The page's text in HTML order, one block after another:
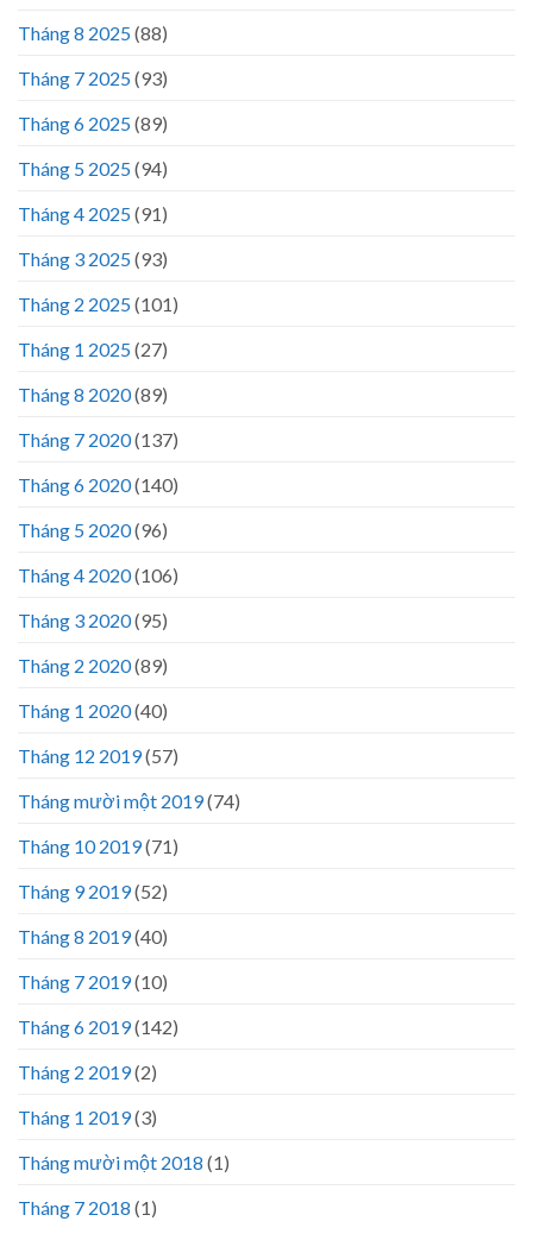
Tháng 8 2025(88)
Tháng 7 2025(93)
Tháng 6 2025(89)
Tháng 5 2025(94)
Tháng 4 2025(91)
Tháng 3 2025(93)
Tháng 2 2025(101)
Tháng 1 2025(27)
Tháng 8 2020(89)
Tháng 7 2020(137)
Tháng 6 2020(140)
Tháng 5 2020(96)
Tháng 4 2020(106)
Tháng 3 2020(95)
Tháng 2 2020(89)
Tháng 1 2020(40)
Tháng 12 2019(57)
Tháng mười một 2019(74)
Tháng 10 2019(71)
Tháng 9 2019(52)
Tháng 8 2019(40)
Tháng 7 2019(10)
Tháng 6 2019(142)
Tháng 2 2019(2)
Tháng 1 2019(3)
Tháng mười một 2018 (1)
Tháng 7 2018 (1)